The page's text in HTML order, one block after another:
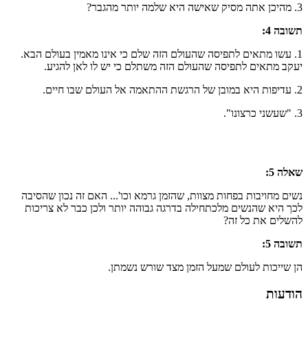
3. מהיכן אתה מסיק שאישה היא שלמה יותר מהגבר?
תשובה 4:
1. עשו מתאים לתפיסה שהעולם הזה שלם כי אינו מאמין בעולם הבא.
יעקב מתאים לתפיסה שהעולם הזה משתלם כי יש לו לאן להגיע.
2. עדיפות היא במובן של הרגשת ההתאמה אל העולם שבו חיים.
3. "שעשני כרצונו".
שאלה 5:
נשים מחויבות בפחות מצוות, שהזמן גרמא וכו'... האם זה נכון שהסיבה
לכך היא שהנשים מלכתחילה בדרגה גבוהה יותר ולכן כבר לא צריכות
להשלים את כל זה?
תשובה 5:
הן שייכות לעולם שמעל הזמן מצד שורש נשמתן.
הודעות